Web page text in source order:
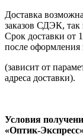
Доставка
заказов СДЭК, так
Срок доставки от
после оформления
(зависит от
адреса доставки).
Условия
«Оптик-